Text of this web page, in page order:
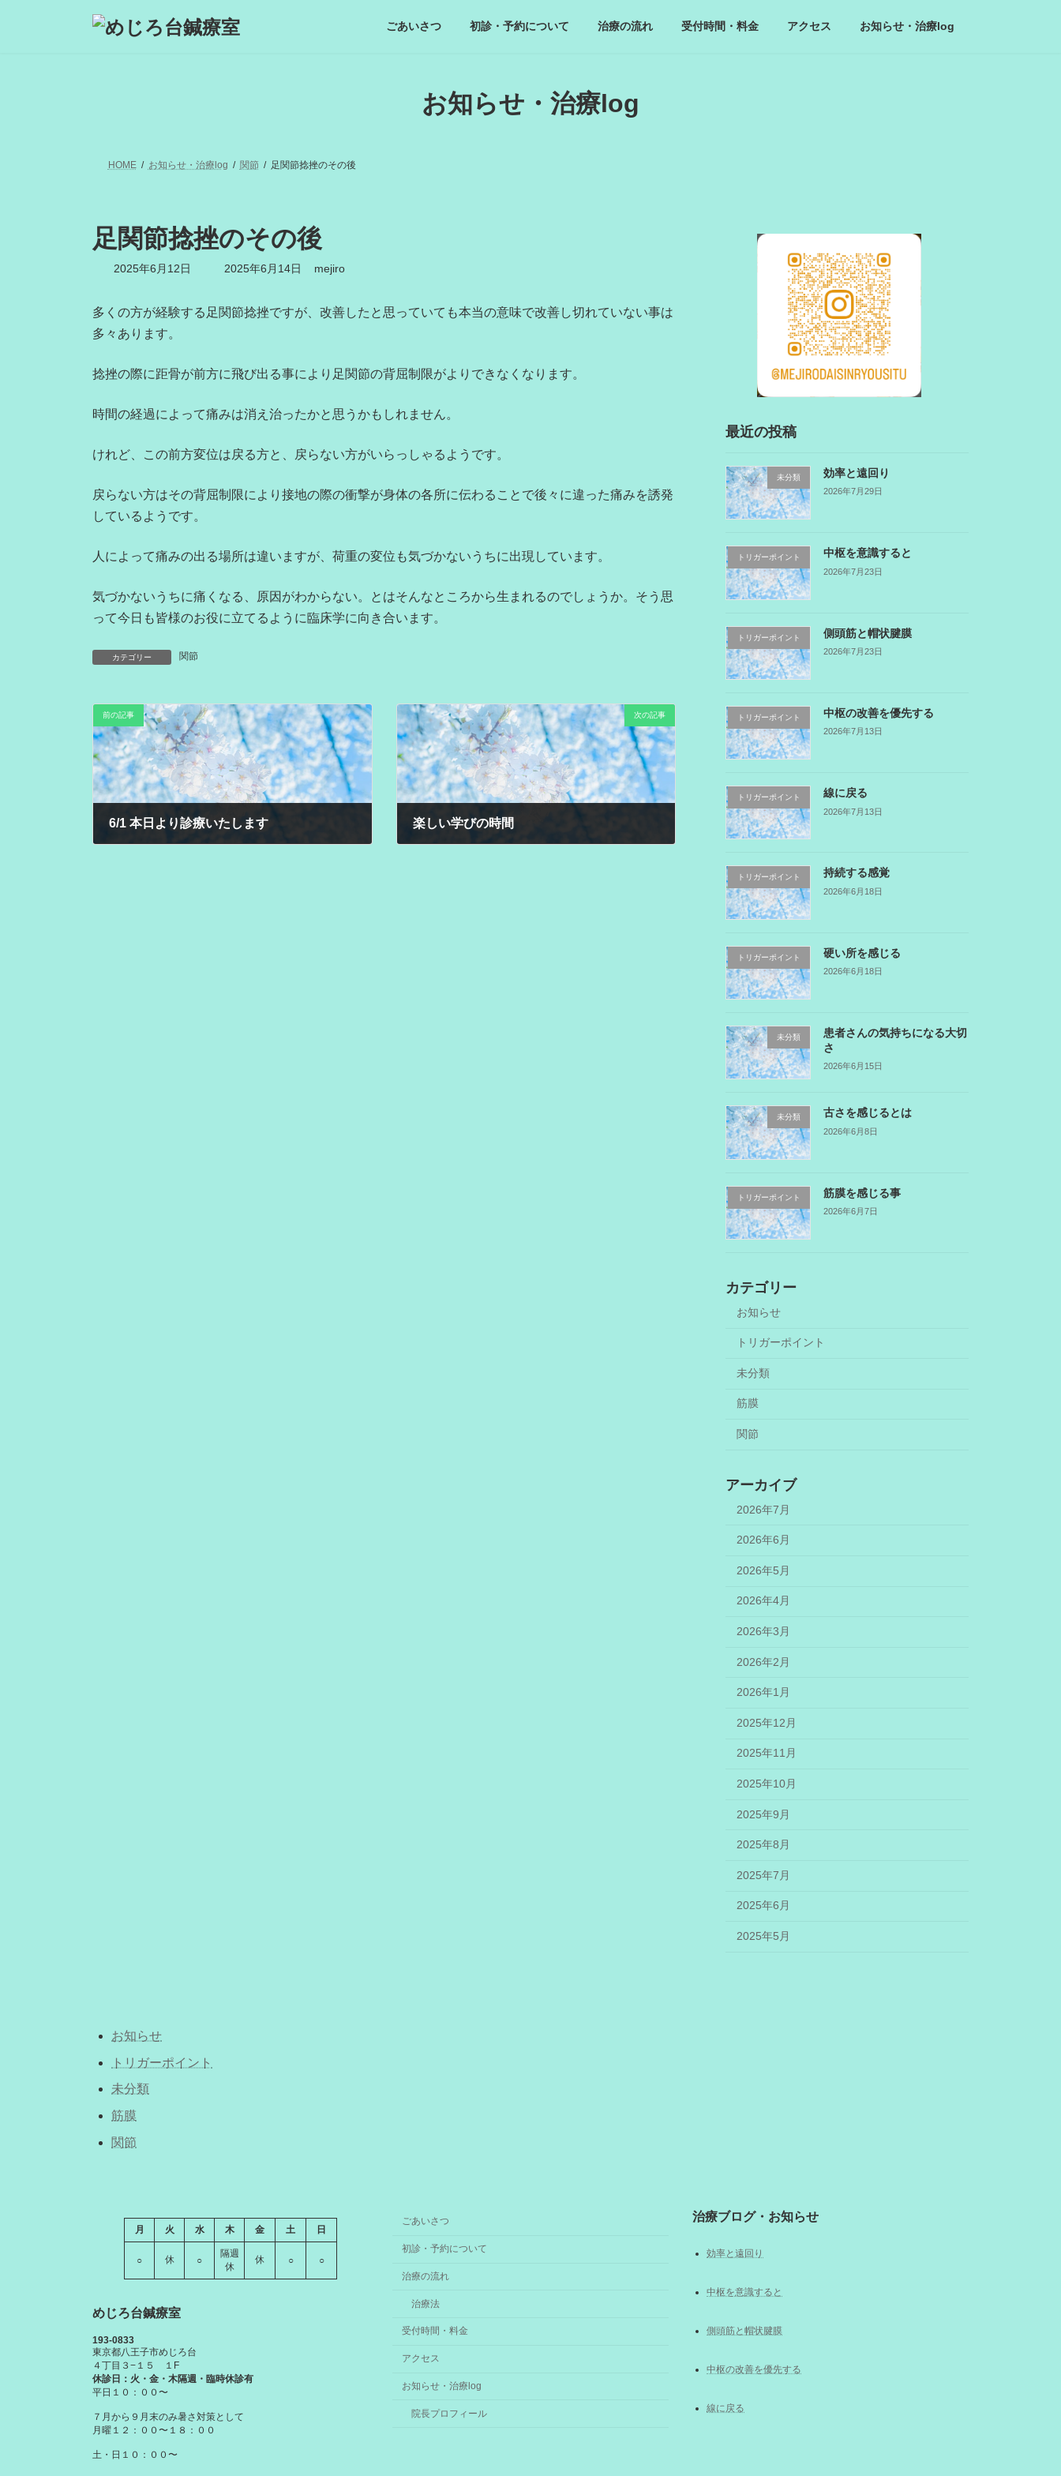
ごあいさつ 初診・予約について 治療の流れ 受付時間・料金 アクセス お知らせ・治療log
お知らせ・治療log
HOME お知らせ・治療log 関節 足関節捻挫のその後
足関節捻挫のその後
2025年6月12日
最
新
2025年6月14日 mejiro
多くの方が経験する足関節捻挫ですが、改善したと思っていても本当の意味で改善し切れていない事は
多々あります。
捻挫の際に距骨が前方に飛び出る事により足関節の背屈制限がよりできなくなります。
時間の経過によって痛みは消え治ったかと思うかもしれません。
けれど、この前方変位は戻る方と、戻らない方がいらっしゃるようです。
戻らない方はその背屈制限により接地の際の衝撃が身体の各所に伝わることで後々に違った痛みを誘発
しているようです。
人によって痛みの出る場所は違いますが、荷重の変位も気づかないうちに出現しています。
気づかないうちに痛くなる、原因がわからない。とはそんなところから生まれるのでしょうか。そう思
って今日も皆様のお役に立てるように臨床学に向き合います。
カテゴリー 関節
前の記事
6/1 本日より診療いたします
次の記事
楽しい学びの時間
最近の投稿
未分類 効率と遠回り
2026年7月29日
トリガーポイント 中枢を意識すると
2026年7月23日
トリガーポイント 側頭筋と帽状腱膜
2026年7月23日
トリガーポイント 中枢の改善を優先する
2026年7月13日
トリガーポイント 線に戻る
2026年7月13日
トリガーポイント 持続する感覚
2026年6月18日
トリガーポイント 硬い所を感じる
2026年6月18日
未分類
患者さんの気持ちになる大切
さ
2026年6月15日
未分類 古さを感じるとは
2026年6月8日
トリガーポイント 筋膜を感じる事
2026年6月7日
カテゴリー
お知らせ
トリガーポイント
未分類
筋膜
関節
アーカイブ
2026年7月
2026年6月
2026年5月
2026年4月
2026年3月
2026年2月
2026年1月
2025年12月
2025年11月
2025年10月
2025年9月
2025年8月
2025年7月
2025年6月
2025年5月
お知らせ
トリガーポイント
未分類
筋膜
関節
月 火 水 木 金 土 日
○ 休 ○
隔週
休
休 ○ ○
めじろ台鍼療室
193-0833
東京都八王子市めじろ台
４丁目３−１５ １F
休診日：火・金・木隔週・臨時休診有
平日１０：００〜
７月から９月末のみ暑さ対策として
月曜１２：００〜１８：００
土・日１０：００〜
ごあいさつ
初診・予約について
治療の流れ
治療法
受付時間・料金
アクセス
お知らせ・治療log
院長プロフィール
治療ブログ・お知らせ
効率と遠回り
中枢を意識すると
側頭筋と帽状腱膜
中枢の改善を優先する
線に戻る